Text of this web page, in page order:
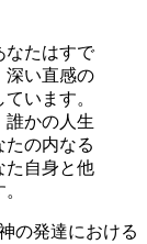
なたはすで
深い直感の
います。
誰かの人生
たの内なる
た自身と他
の発達における